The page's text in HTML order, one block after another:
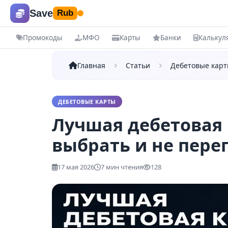
Save Rub
Промокоды МФО Карты Банки
Купоны и скидки
Магазины
Все категории
КАТЕГОРИИ
Маркетплейсы
Одежда
Еда
КАРТЫ
Главная Статьи Дебетовые
ДЕБЕТОВЫЕ КАРТЫ
Лучшая дебетовая
выбрать и не
17 мая 2026 7 мин чтения 128